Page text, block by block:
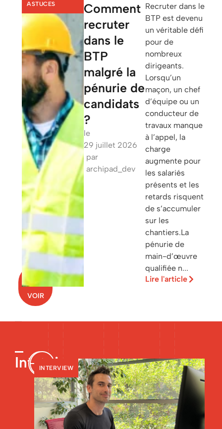
TOUT
VOIR
ASTUCES
Comment
recruter
dans le
BTP
malgré la
pénurie de
candidats
?
le
29 juillet 2026
par
archipad_dev
Recruter dans le
BTP est devenu
un véritable défi
pour de
nombreux
dirigeants.
Lorsqu’un
maçon, un chef
d’équipe ou un
conducteur de
travaux manque
à l’appel, la
charge
augmente pour
les salariés
présents et les
retards risquent
de s’accumuler
sur les
chantiers.La
pénurie de
main-d’œuvre
qualifiée n...
Lire l'article
Interviews
INTERVIEW